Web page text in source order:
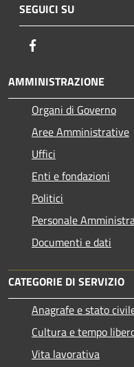
SEGUICI SU
AMMINISTRAZIONE
Organi di Governo
Aree Amministrative
Uffici
Enti e fondazioni
Politici
Personale
Documenti e dati
CATEGORIE DI SERVIZIO
Anagrafe e stato
Cultura e tempo
Vita lavorativa